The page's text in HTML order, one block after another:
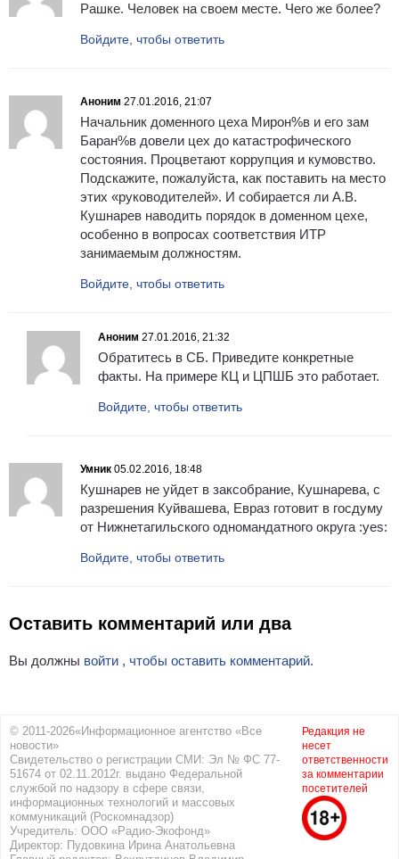
Рашке. Человек на своем месте. Чего же более?
Войдите, чтобы ответить
Аноним 27.01.2016, 21:07
Начальник доменного цеха Мирон%в и его зам
Баран%в довели цех до катастрофического
состояния. Процветают коррупция и кумовство.
Подскажите, пожалуйста, как поставить на место
этих «руководителей». И собирается ли А.В.
Кушнарев наводить порядок в доменном цехе,
особенно в вопросах соответствия ИТР
занимаемым должностям.
Войдите, чтобы ответить
Аноним 27.01.2016, 21:32
Обратитесь в СБ. Приведите конкретные
факты. На примере КЦ и ЦПШБ это работает.
Войдите, чтобы ответить
Умник 05.02.2016, 18:48
Кушнарев не уйдет в заксобрание, Кушнарева, с
разрешения Куйвашева, Евраз готовит в госдуму
от Нижнетагильского одномандатного округа :yes:
Войдите, чтобы ответить
Оставить комментарий или два
Вы должны войти , чтобы оставить комментарий.
© 2011-2026«Информационное агентство «Все
новости»
Свидетельство о регистрации СМИ: Эл № ФС 77-
51674 от 02.11.2012г. выдано Федеральной
службой по надзору в сфере связи,
информационных технологий и массовых
коммуникаций (Роскомнадзор)
Учредитель: ООО «Радио-Экофонд»
Директор: Пудовкина Ирина Анатольевна
Редакция не
несет
ответственности
за комментарии
посетителей